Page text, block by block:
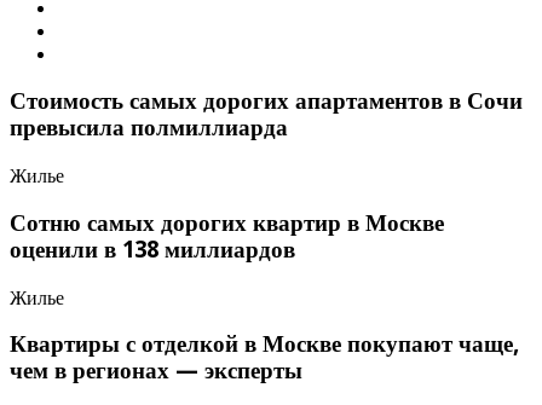
Стоимость самых дорогих апартаментов в Сочи
превысила полмиллиарда
Жилье
Сотню самых дорогих квартир в Москве
оценили в 138 миллиардов
Жилье
Квартиры с отделкой в Москве покупают чаще,
чем в регионах — эксперты